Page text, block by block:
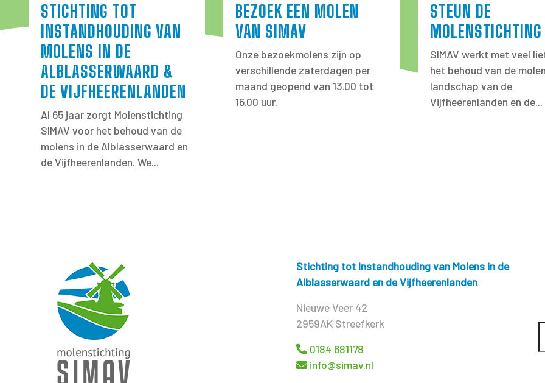
STICHTING TOT
INSTANDHOUDING VAN
MOLENS IN DE
ALBLASSERWAARD &
DE VIJFHEERENLANDEN
Al 65 jaar zorgt Molenstichting
SIMAV voor het behoud van de
molens in de Alblasserwaard en
de Vijfheerenlanden. We...
BEZOEK EEN MOLEN
VAN SIMAV
Onze bezoekmolens zijn op
verschillende zaterdagen per
maand geopend van 13.00 tot
16.00 uur.
STEUN DE
MOLENSTICHTING
SIMAV werkt met veel
het behoud van de
landschap van de
Vijfheerenlanden en de...
Stichting tot Instandhouding van Molens in de
Alblasserwaard en de Vijfheerenlanden
Nieuwe Veer 42
2959AK Streefkerk
0184 681178
info@simav.nl